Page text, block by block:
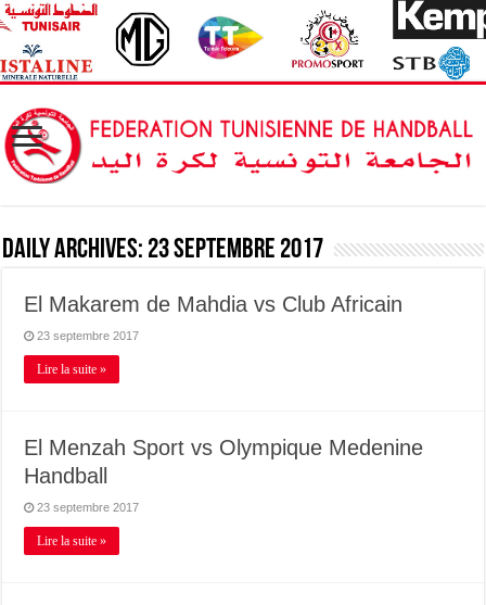
Daily Archives: 23 septembre 2017
El Makarem de Mahdia vs Club Africain
23 septembre 2017
Lire la suite »
El Menzah Sport vs Olympique Medenine
Handball
23 septembre 2017
Lire la suite »